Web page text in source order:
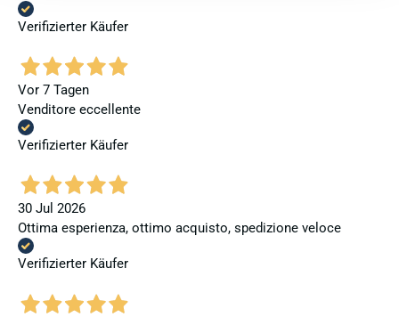
Verifizierter Käufer
Vor 7 Tagen
Venditore eccellente
Verifizierter Käufer
30 Jul 2026
Ottima esperienza, ottimo acquisto, spedizione veloce
Verifizierter Käufer